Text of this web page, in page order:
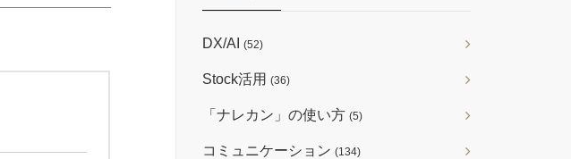
DX/AI (52)
Stock活用 (36)
「ナレカン」の使い方 (5)
コミュニケーション (134)